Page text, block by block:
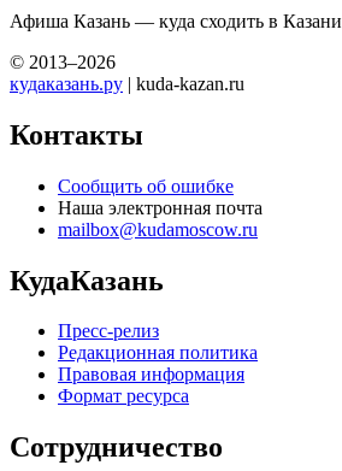
Афиша Казань — куда сходить в Казани
© 2013–2026
кудаказань.ру | kuda-kazan.ru
Контакты
Сообщить об ошибке
Наша электронная почта
mailbox@kudamoscow.ru
КудаКазань
Пресс-релиз
Редакционная политика
Правовая информация
Формат ресурса
Сотрудничество